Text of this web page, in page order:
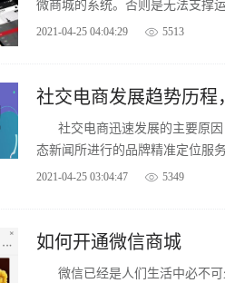
微商城的系统。否则是无法支撑
2021-04-25 04:04:29 5513
社交电商发展趋势历
社交电商迅速发展的主要原因： 1、消费者消耗在社交网络上的时间越来越长; 2
态新闻所进行的品牌精准定位服务; 3、更多新技术的发展，如移动地理定位应用和企
工具的发展。
2021-04-25 03:04:47 5349
如何开通微信商城
微信已经是人们生活中必不